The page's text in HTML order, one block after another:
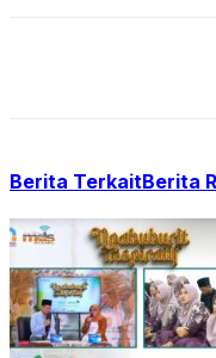
Berita TerkaitBerita